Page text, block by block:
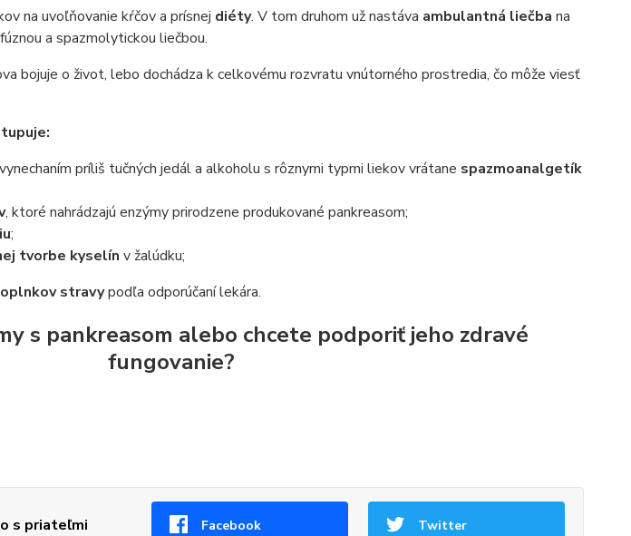
na uvoľňovanie kŕčov a prísnej diéty. V tom druhom už nastáva ambulantná liečba na
a spazmolytickou liečbou.
bojuje o život, lebo dochádza k celkovému rozvratu vnútorného prostredia, čo môže viesť
príliš tučných jedál a alkoholu s rôznymi typmi liekov vrátane spazmoanalgetík
, ktoré nahrádzajú enzýmy prirodzene produkované pankreasom;
;
tvorbe kyselín v žalúdku;
stravypodľa odporúčaní lekára.
s pankreasom alebo chcete podporiť jeho zdravé
fungovanie?
s priateľmi Facebook Twitter